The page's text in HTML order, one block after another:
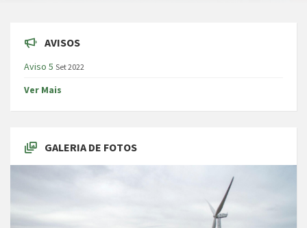
AVISOS
Aviso 5 Set 2022
Ver Mais
GALERIA DE FOTOS